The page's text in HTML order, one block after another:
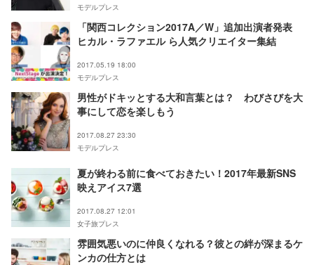
モデルプレス
「関西コレクション2017A／W」追加出演者発表
ヒカル・ラファエル ら人気クリエイター集結
2017.05.19 18:00
モデルプレス
男性がドキッとする大和言葉とは？ わびさびを大
事にして恋を楽しもう
2017.08.27 23:30
モデルプレス
夏が終わる前に食べておきたい！2017年最新SNS
映えアイス7選
2017.08.27 12:01
女子旅プレス
雰囲気悪いのに仲良くなれる？彼との絆が深まるケ
ンカの仕方とは